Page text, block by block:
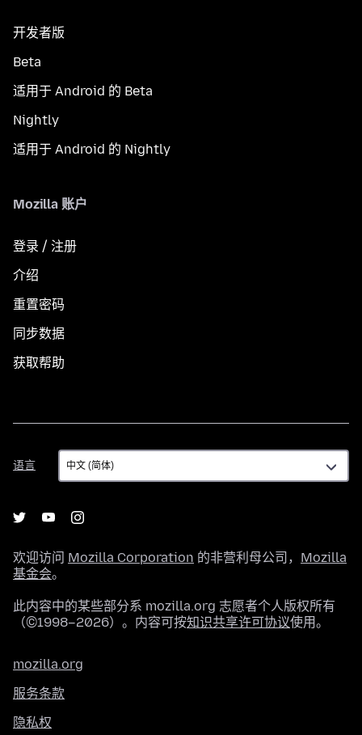
开发者版
Beta
适用于 Android 的 Beta
Nightly
适用于 Android 的 Nightly
Mozilla 账户
登录 / 注册
介绍
重置密码
同步数据
获取帮助
语言
语
言
欢迎访问 Mozilla Corporation 的非营利母公司， Mozilla
基金会。
此内容中的某些部分系 mozilla.org 志愿者个人版权所有
（©1998–2026）。内容可按知识共享许可协议使用。
mozilla.org
服务条款
隐私权